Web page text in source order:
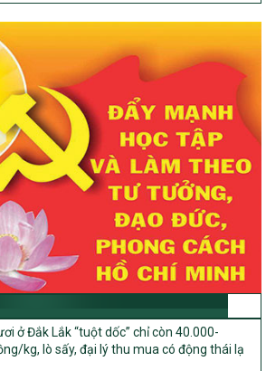
Chương trình mục tiêu quốc gia xây dựng
nghèo bền vững và phát triển kinh tế – xã
tộc thiểu số và miền núi giai đoạn 2026 –
An
QĐ-UBND
đạo Chương trình mục tiều quốc gia xây
nghèo bền vững và phát triển kinh tế –
dân tộc thiểu số và miền núi giai đoạn 2026
TT-BNNMT
thực hiện một số nội dung Chương trình
dựng nông thôn mới, giảm nghèo bền
tế – xã hội vùng đồng bào dân tộc thiểu
2026-2030 thuộc phạm vi quản lý nhà
và Môi trường
QĐ-TTg
tiêu chí và quy trình đánh giá, phân hạng
sản phẩm
ở Đắk Lắk “tuột dốc” chỉ còn 40.000-
kg, lò sấy, đại lý thu mua có động thái lạ